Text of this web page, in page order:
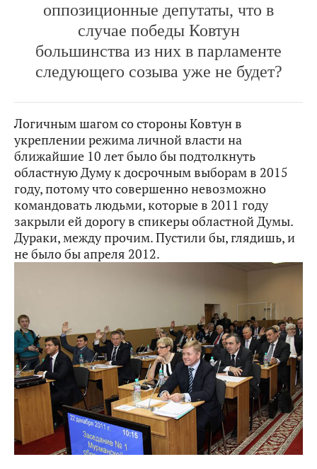
оппозиционные депутаты, что в
случае победы Ковтун
большинства из них в парламенте
следующего созыва уже не будет?
Логичным шагом со стороны Ковтун в
укреплении режима личной власти на
ближайшие 10 лет было бы подтолкнуть
областную Думу к досрочным выборам в 2015
году, потому что совершенно невозможно
командовать людьми, которые в 2011 году
закрыли ей дорогу в спикеры областной Думы.
Дураки, между прочим. Пустили бы, глядишь, и
не было бы апреля 2012.